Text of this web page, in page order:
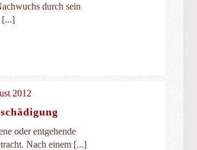
durch sein
[...]
2012
oder entgehende
Nach einem [...]